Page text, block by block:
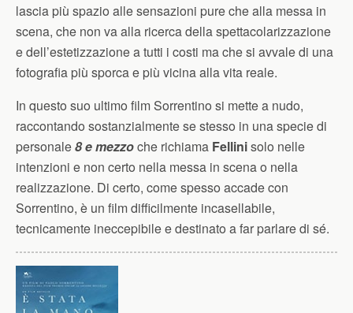
lascia più spazio alle sensazioni pure che alla messa in
scena, che non va alla ricerca della spettacolarizzazione
e dell’estetizzazione a tutti i costi ma che si avvale di una
fotografia più sporca e più vicina alla vita reale.
In questo suo ultimo film Sorrentino si mette a nudo,
raccontando sostanzialmente se stesso in una specie di
personale8 e mezzoche richiama Fellinisolo nelle
intenzioni e non certo nella messa in scena o nella
realizzazione. Di certo, come spesso accade con
Sorrentino, è un film difficilmente incasellabile,
tecnicamente ineccepibile e destinato a far parlare di sé.